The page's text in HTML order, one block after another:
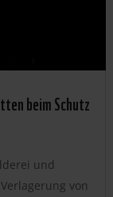
beim Schutz
und
von